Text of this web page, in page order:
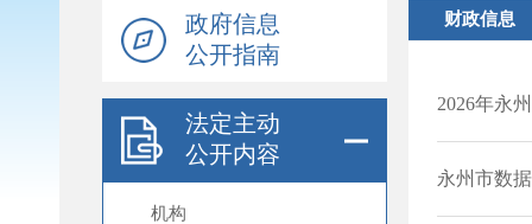
政府信息
公开指南
法定主动
公开内容
机构